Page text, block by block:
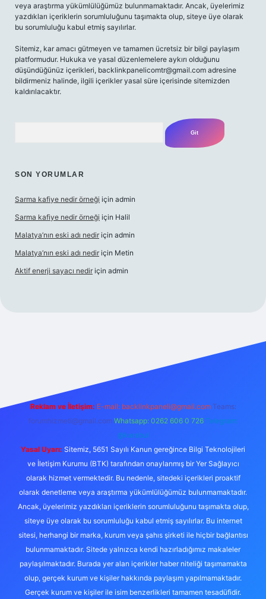
veya araştırma yükümlülüğümüz bulunmamaktadır. Ancak, üyelerimiz
yazdıkları içeriklerin sorumluluğunu taşımakta olup, siteye üye olarak
bu sorumluluğu kabul etmiş sayılırlar.
Sitemiz, kar amacı gütmeyen ve tamamen ücretsiz bir bilgi paylaşım
platformudur. Hukuka ve yasal düzenlemelere aykırı olduğunu
düşündüğünüz içerikleri, backlinkpanelicomtr@gmail.com adresine
bildirmeniz halinde, ilgili içerikler yasal süre içerisinde sitemizden
kaldırılacaktır.
SON YORUMLAR
Sarma kafiye nedir örneği için admin
Sarma kafiye nedir örneği için Halil
Malatya’nın eski adı nedir için admin
Malatya’nın eski adı nedir için Metin
Aktif enerji sayacı nedir için admin
Reklam ve İletişim: E-mail: backlinkpaneli@gmail.com Teams:
forumhizmeti@gmail.com Whatsapp: 0262 606 0 726 Telegram:
@karabul
Yasal Uyarı: Sitemiz, 5651 Sayılı Kanun gereğince Bilgi Teknolojileri
ve İletişim Kurumu (BTK) tarafından onaylanmış bir Yer Sağlayıcı
olarak hizmet vermektedir. Bu nedenle, sitedeki içerikleri proaktif
olarak denetleme veya araştırma yükümlülüğümüz bulunmamaktadır.
Ancak, üyelerimiz yazdıkları içeriklerin sorumluluğunu taşımakta olup,
siteye üye olarak bu sorumluluğu kabul etmiş sayılırlar. Bu internet
sitesi, herhangi bir marka, kurum veya şahıs şirketi ile hiçbir bağlantısı
bulunmamaktadır. Sitede yalnızca kendi hazırladığımız makaleler
paylaşılmaktadır. Burada yer alan içerikler haber niteliği taşımamakta
olup, gerçek kurum ve kişiler hakkında paylaşım yapılmamaktadır.
Gerçek kurum ve kişiler ile isim benzerlikleri tamamen tesadüfidir.